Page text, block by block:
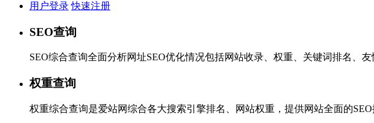
用户登录 快速注册
SEO查询
SEO综合查询全面分析网址SEO优化情况包括网站收录、权重、关键词排名、友
权重查询
权重综合查询是爱站网综合各大搜索引擎排名、网站权重，提供网站全面的